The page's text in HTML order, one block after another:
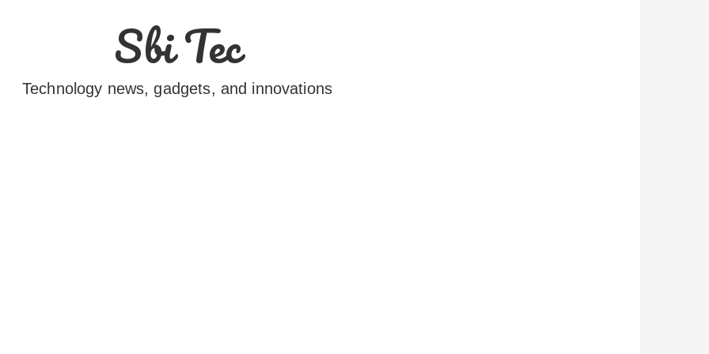
Sbi Tec
Technology news, gadgets, and innovations